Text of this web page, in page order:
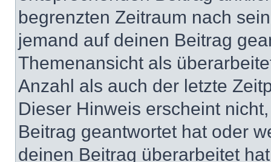
begrenzten Zeitraum nach
jemand auf deinen Beitrag
Themenansicht als
Anzahl als auch der letzte
Dieser Hinweis erscheint
Beitrag geantwortet hat oder
deinen Beitrag überarbeitet